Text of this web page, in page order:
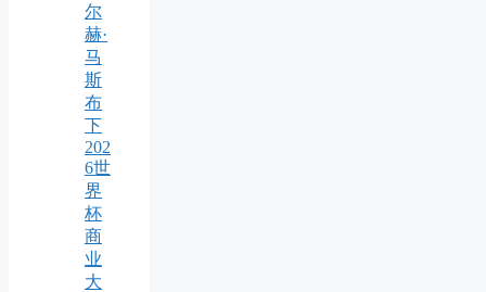
尔
赫·
马
斯
布
下
202
6世
界
杯
商
业
大